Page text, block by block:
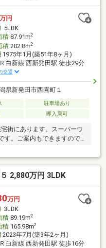
万円
5LDK
積87.91m2
積202.8m2
1975年1月(築51年8ヶ月)
Ｒ白新線 西新発田駅 徒歩29分
交通
県新発田市西園町１
駐車場あり
即入居可
街にあります。スーパーウ
。ご案内もできますのでお
フォームも承りますのでお
大記TEL 080-1171-9942
2,880万円 3LDK
万円
3LDK
積89.19m2
積165.98m2
2023年7月(築3年2ヶ月)
白新線 西新発田駅 徒歩16分